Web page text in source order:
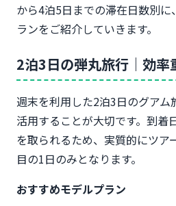
から4泊5日までの滞在日数別
ランをご紹介していきます。
2泊3日の弾丸旅行｜効率
週末を利用した2泊3日のグアム
活用することが大切です。到着
を取られるため、実質的にツア
目の1日のみとなります。
おすすめモデルプラン